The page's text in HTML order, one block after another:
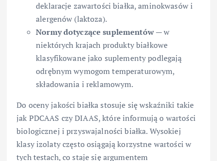
deklaracje zawartości białka, aminokwasów i
alergenów (laktoza).
Normy dotyczące suplementów— w
niektórych krajach produkty białkowe
klasyfikowane jako suplementy podlegają
odrębnym wymogom temperaturowym,
składowania i reklamowym.
Do oceny jakości białka stosuje się wskaźniki takie
jak PDCAAS czy DIAAS, które informują o wartości
biologicznej i przyswajalności białka. Wysokiej
klasy izolaty często osiągają korzystne wartości w
tych testach, co staje się argumentem